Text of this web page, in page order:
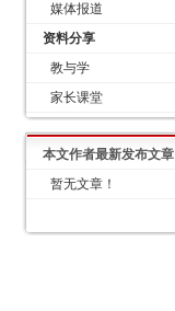
媒体报道
资料分享
教与学
家长课堂
本文作者最新发布文章
暂无文章！